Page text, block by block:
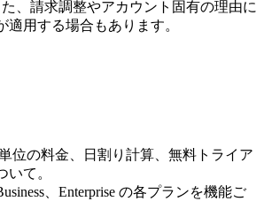
、請求調整やアカウント固有の理由に
適用する場合もあります。
位の料金、日割り計算、無料トライア
いて。
、Enterprise の各プランを機能ご